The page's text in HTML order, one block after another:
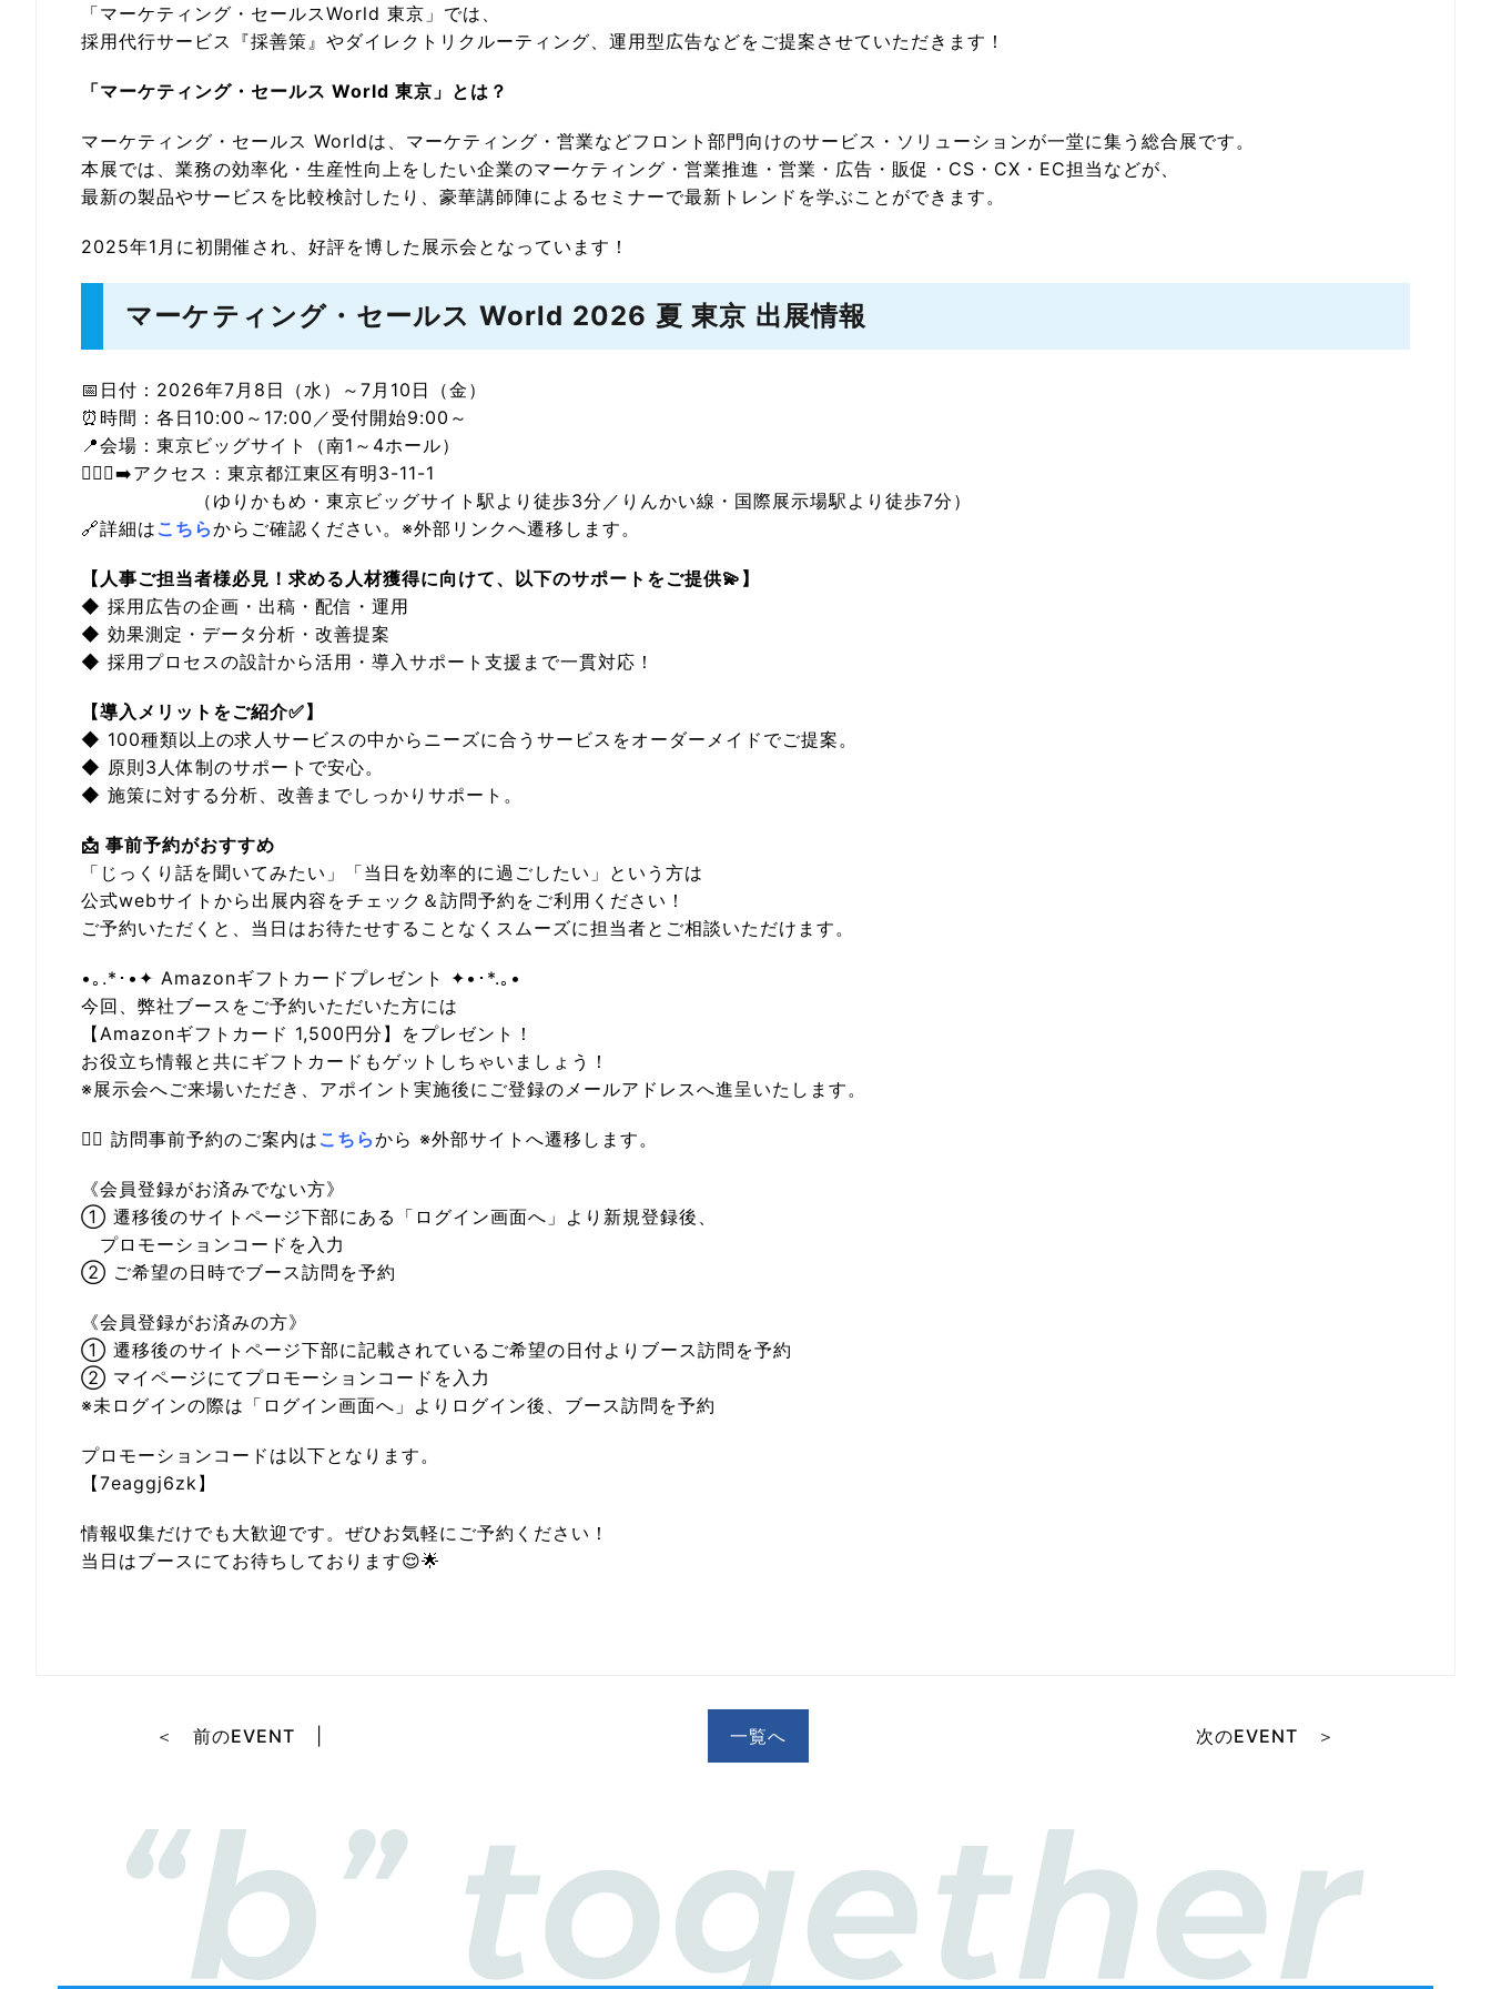
「マーケティング・セールスWorld 東京」では、
採用代行サービス『採善策』やダイレクトリクルーティング、運用型広告などをご提案させていただきます！
「マーケティング・セールス World 東京」とは？
マーケティング・セールス Worldは、マーケティング・営業などフロント部門向けのサービス・ソリューションが一堂に集う総合展です。
本展では、業務の効率化・生産性向上をしたい企業のマーケティング・営業推進・営業・広告・販促・CS・CX・EC担当などが、
最新の製品やサービスを比較検討したり、豪華講師陣によるセミナーで最新トレンドを学ぶことができます。
2025年1月に初開催され、好評を博した展示会となっています！
マーケティング・セールス World 2026 夏 東京 出展情報
📅日付：2026年7月8日（水）～7月10日（金）
⏰時間：各日10:00～17:00／受付開始9:00～
📍会場：東京ビッグサイト（南1～4ホール）
🚶🏻‍♀️‍➡️アクセス：東京都江東区有明3-11-1
（ゆりかもめ・東京ビッグサイト駅より徒歩3分／りんかい線・国際展示場駅より徒歩7分）
🔗詳細は こちらからご確認ください。※外部リンクへ遷移します。
【人事ご担当者様必見！求める人材獲得に向けて、以下のサポートをご提供💫】
◆ 採用広告の企画・出稿・配信・運用
◆ 効果測定・データ分析・改善提案
◆ 採用プロセスの設計から活用・導入サポート支援まで一貫対応！
【導入メリットをご紹介✅】
◆ 100種類以上の求人サービスの中からニーズに合うサービスをオーダーメイドでご提案。
◆ 原則3人体制のサポートで安心。
◆ 施策に対する分析、改善までしっかりサポート。
📩 事前予約がおすすめ
「じっくり話を聞いてみたい」「当日を効率的に過ごしたい」という方は
公式webサイトから出展内容をチェック＆訪問予約をご利用ください！
ご予約いただくと、当日はお待たせすることなくスムーズに担当者とご相談いただけます。
•｡.*･•✦ Amazonギフトカードプレゼント ✦•･*.｡•
今回、弊社ブースをご予約いただいた方には
【Amazonギフトカード 1,500円分】をプレゼント！
お役立ち情報と共にギフトカードもゲットしちゃいましょう！
※展示会へご来場いただき、アポイント実施後にご登録のメールアドレスへ進呈いたします。
👉🏻 訪問事前予約のご案内は こちらから ※外部サイトへ遷移します。
《会員登録がお済みでない方》
① 遷移後のサイトページ下部にある「ログイン画面へ」より新規登録後、
プロモーションコードを入力
② ご希望の日時でブース訪問を予約
《会員登録がお済みの方》
① 遷移後のサイトページ下部に記載されているご希望の日付よりブース訪問を予約
② マイページにてプロモーションコードを入力
※未ログインの際は「ログイン画面へ」よりログイン後、ブース訪問を予約
プロモーションコードは以下となります。
【7eaggj6zk】
情報収集だけでも大歓迎です。ぜひお気軽にご予約ください！
当日はブースにてお待ちしております😌🌟
＜ 前のEVENT 一覧へ 次のEVENT ＞